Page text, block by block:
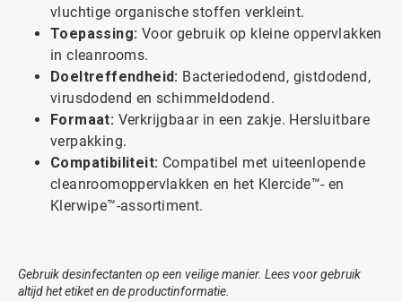
vluchtige organische stoffen verkleint.
Toepassing: Voor gebruik op kleine oppervlakken
in cleanrooms.
Doeltreffendheid: Bacteriedodend, gistdodend,
virusdodend en schimmeldodend.
Formaat: Verkrijgbaar in een zakje. Hersluitbare
verpakking.
Compatibiliteit: Compatibel met uiteenlopende
cleanroomoppervlakken en het Klercide™- en
Klerwipe™-assortiment.
Gebruik desinfectanten op een veilige manier. Lees voor gebruik
altijd het etiket en de productinformatie.